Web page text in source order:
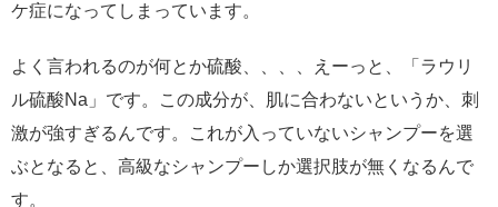
ケ症になってしまっています。
よく言われるのが何とか硫酸、、、、えーっと、「ラウリ
ル硫酸Na」です。この成分が、肌に合わないというか、刺
激が強すぎるんです。これが入っていないシャンプーを選
ぶとなると、高級なシャンプーしか選択肢が無くなるんで
す。